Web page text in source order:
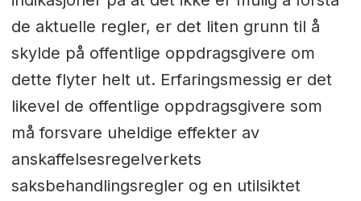
de aktuelle regler, er det liten grunn til å
skylde på offentlige oppdragsgivere om
dette flyter helt ut. Erfaringsmessig er det
likevel de offentlige oppdragsgivere som
må forsvare uheldige effekter av
anskaffelsesregelverkets
saksbehandlingsregler og en utilsiktet